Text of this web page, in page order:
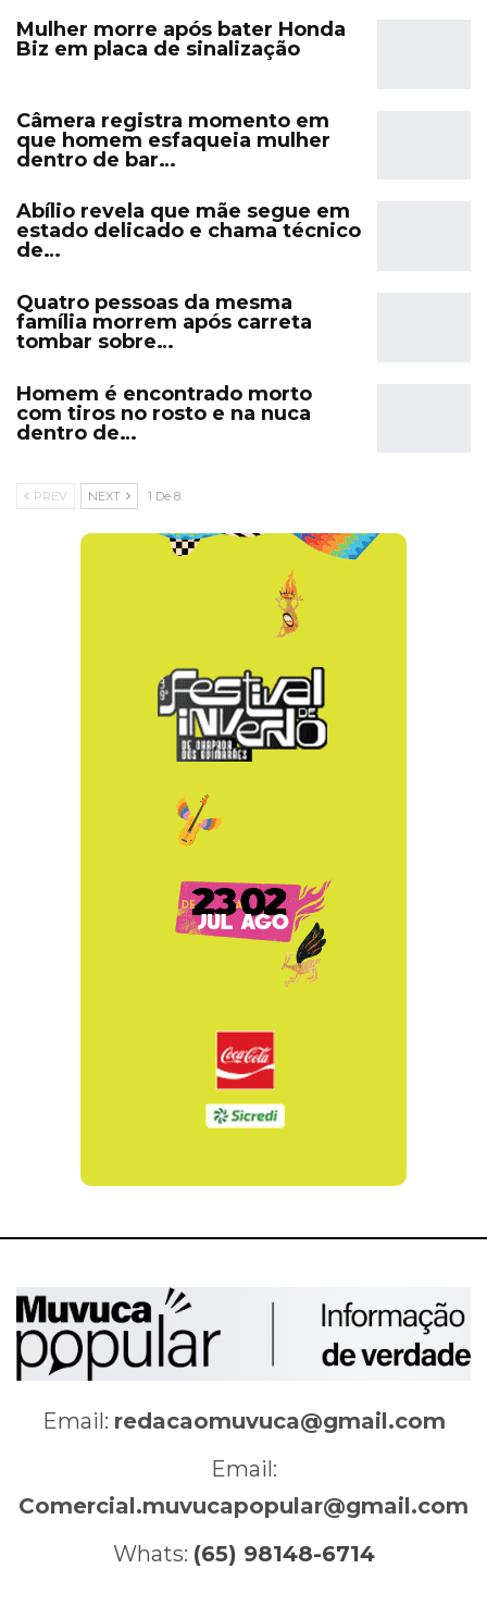
Mulher morre após bater Honda
Biz em placa de sinalização
Câmera registra momento em
que homem esfaqueia mulher
dentro de bar…
Abílio revela que mãe segue em
estado delicado e chama técnico
de…
Quatro pessoas da mesma
família morrem após carreta
tombar sobre…
Homem é encontrado morto
com tiros no rosto e na nuca
dentro de…
PREV NEXT 1 De 8
Email: redacaomuvuca@gmail.com
Email:
Comercial.muvucapopular@gmail.com
Whats: (65) 98148-6714